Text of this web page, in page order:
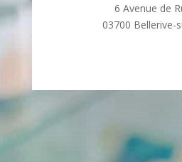
6 Avenue de
03700 Bellerive-